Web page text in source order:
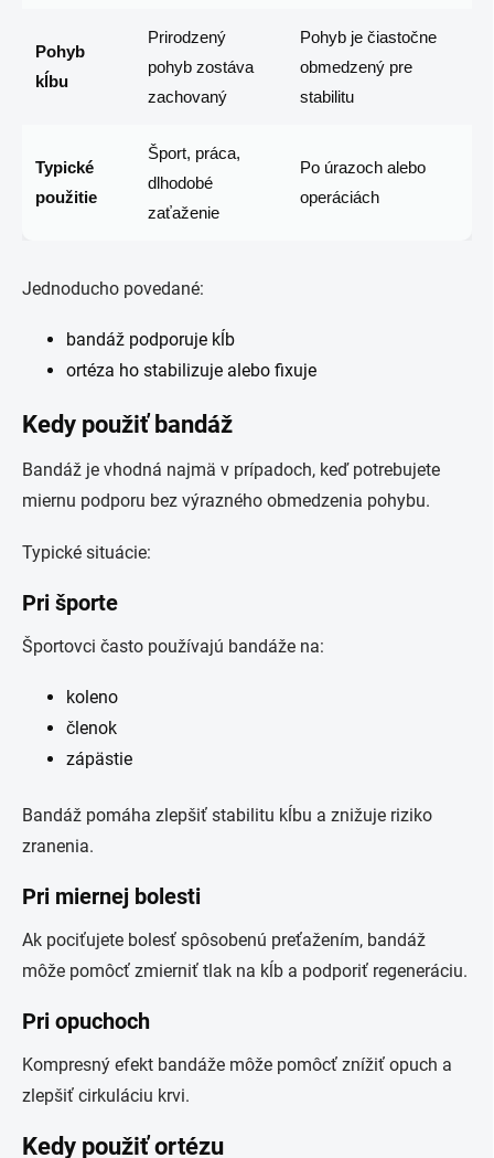
Pohyb
kĺbu
Prirodzený
pohyb zostáva
zachovaný
Pohyb je čiastočne
obmedzený pre
stabilitu
Typické
použitie
Šport, práca,
dlhodobé
zaťaženie
Po úrazoch alebo
operáciách
Jednoducho povedané:
bandáž podporuje kĺb
ortéza ho stabilizuje alebo fixuje
Kedy použiť bandáž
Bandáž je vhodná najmä v prípadoch, keď potrebujete
miernu podporu bez výrazného obmedzenia pohybu.
Typické situácie:
Pri športe
Športovci často používajú bandáže na:
koleno
členok
zápästie
Bandáž pomáha zlepšiť stabilitu kĺbu a znižuje riziko
zranenia.
Pri miernej bolesti
Ak pociťujete bolesť spôsobenú preťažením, bandáž
môže pomôcť zmierniť tlak na kĺb a podporiť regeneráciu.
Pri opuchoch
Kompresný efekt bandáže môže pomôcť znížiť opuch a
zlepšiť cirkuláciu krvi.
Kedy použiť ortézu